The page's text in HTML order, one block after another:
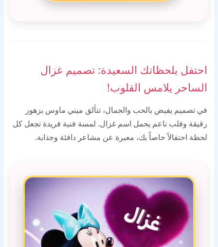
احتفل بلحظاتك السعيدة: تصميم غزال
الساحر يلامس القلوب!
في تصميم يفيض بالحب والجمال، تتألق ميني ماوس بزهور
رقيقة وقلب ناعم يحمل اسم غزال. لمسة فنية فريدة تجعل كل
لحظة احتفالاً خاصاً بك، معبرة عن مشاعر دافئة وجذابة.